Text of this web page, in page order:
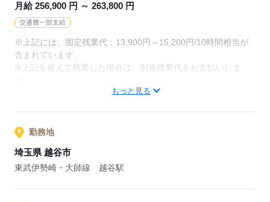
・緩和ケアやホスピス未経験の方にもおすすめ！しっかりと教
育していく環境が整っています！
介護士としてのキャリアの幅も広げることができます。
応募する
月給 256,900 円 ～ 263,800 円
交通費一部支給
※上記には、固定残業代：13,900円～15,200円/10時間相当が
含まれています。
※上記を超えて残業した場合は、別途残業代をお支払いしま
職能手当：36500円
※月給には上記手当を一律含みます
応募する
もっと見る
勤務地
埼玉県 越谷市
東武伊勢崎・大師線 越谷駅